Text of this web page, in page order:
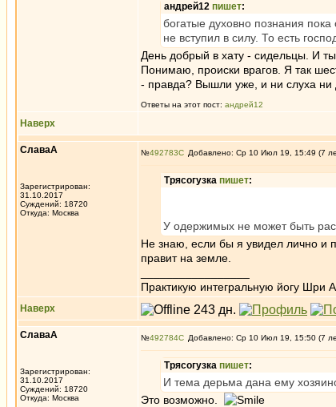
андрей12 пишет:
богатые духовно познания
не вступил в силу. То есть
День добрый в хату - сидельцы. И
Понимаю, происки врагов. Я так
- правда? Вышли уже, и ни слуха ни
Ответы на этот пост: андрей12
Наверх
СлаваА
Зарегистрирован:
31.10.2017
Суждений: 18720
Откуда: Москва
№492783 Добавлено: Ср 10 Июл 19, 15:49 (7
Трясогузка пишет:
У одержимых не может быть
Не знаю, если бы я увидел лично и
правит на земле.
Практикую интегральную йогу Шри
Наверх
СлаваА
Зарегистрирован:
31.10.2017
Суждений: 18720
Откуда: Москва
№492784 Добавлено: Ср 10 Июл 19, 15:50 (7
Трясогузка пишет:
И тема дерьма дана ему
Это возможно.